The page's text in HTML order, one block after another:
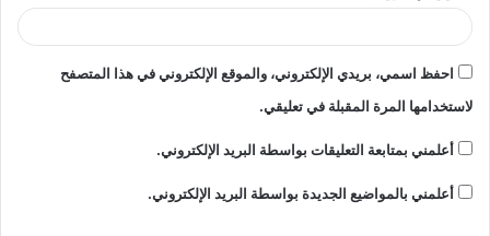
احفظ اسمي، بريدي الإلكتروني، والموقع الإلكتروني في هذا المتصفح
لاستخدامها المرة المقبلة في تعليقي.
أعلمني بمتابعة التعليقات بواسطة البريد الإلكتروني.
أعلمني بالمواضيع الجديدة بواسطة البريد الإلكتروني.